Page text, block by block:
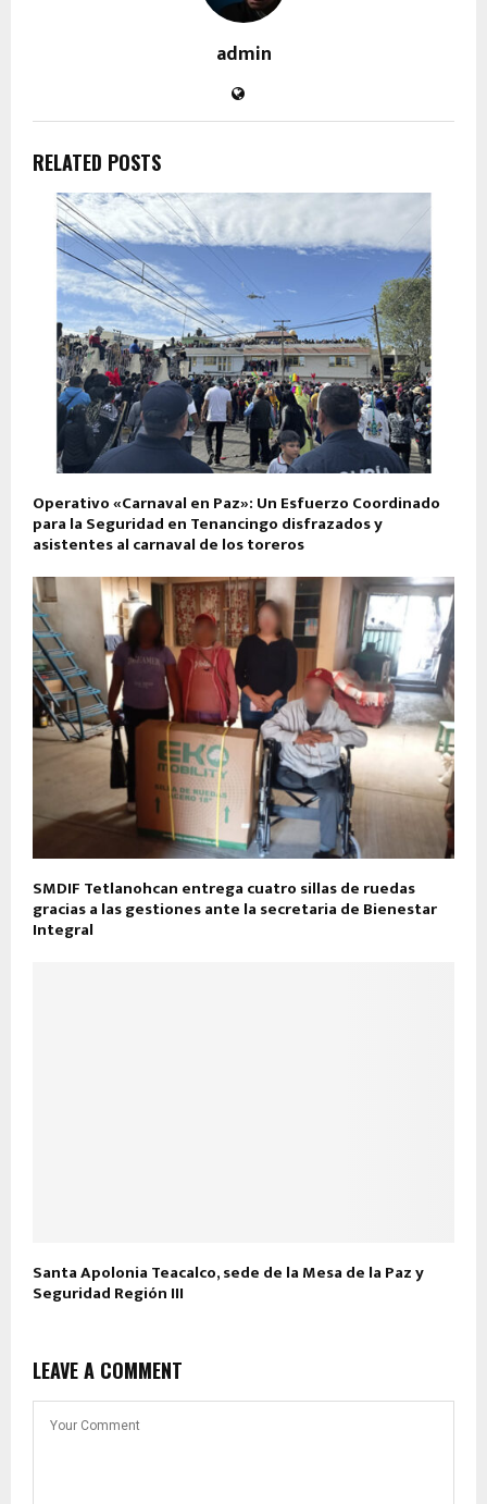
admin
RELATED POSTS
Operativo «Carnaval en Paz»: Un Esfuerzo Coordinado
para la Seguridad en Tenancingo disfrazados y
asistentes al carnaval de los toreros
SMDIF Tetlanohcan entrega cuatro sillas de ruedas
gracias a las gestiones ante la secretaria de Bienestar
Integral
Santa Apolonia Teacalco, sede de la Mesa de la Paz y
Seguridad Región III
LEAVE A COMMENT